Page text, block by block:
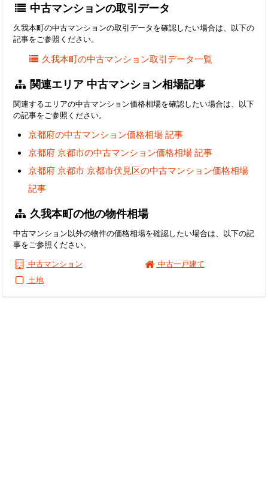
中古マンションの取引データ
久我本町の中古マンションの取引データを確認したい場合は、以下の
記事をご参照ください。
久我本町の中古マンション取引データ一覧
関連エリア 中古マンション相場記事
関連するエリアの中古マンション価格相場を確認したい場合は、以下
の記事をご参照ください。
京都府の中古マンション価格相場 記事
京都府 京都市の中古マンション価格相場 記事
京都府 京都市 京都市伏見区の中古マンション価格相場
記事
久我本町の他の物件相場
中古マンション以外の物件の価格相場を確認したい場合は、以下の記
事をご参照ください。
中古マンション
中古一戸建て
土地